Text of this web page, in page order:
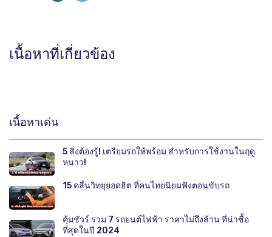
เนื้อหาที่เกี่ยวข้อง
เนื้อหาเด่น
5 สิ่งต้องรู้! เตรียมรถให้พร้อม สำหรับการใช้งานในฤดู
หนาว!
15 คลื่นวิทยุยอดฮิต ที่คนไทยนิยมฟังตอนขับรถ
คุ้มชัวร์ รวม 7 รถยนต์ไฟฟ้า ราคาไม่ถึงล้าน ที่น่าซื้อ
ที่สุดในปี 2024